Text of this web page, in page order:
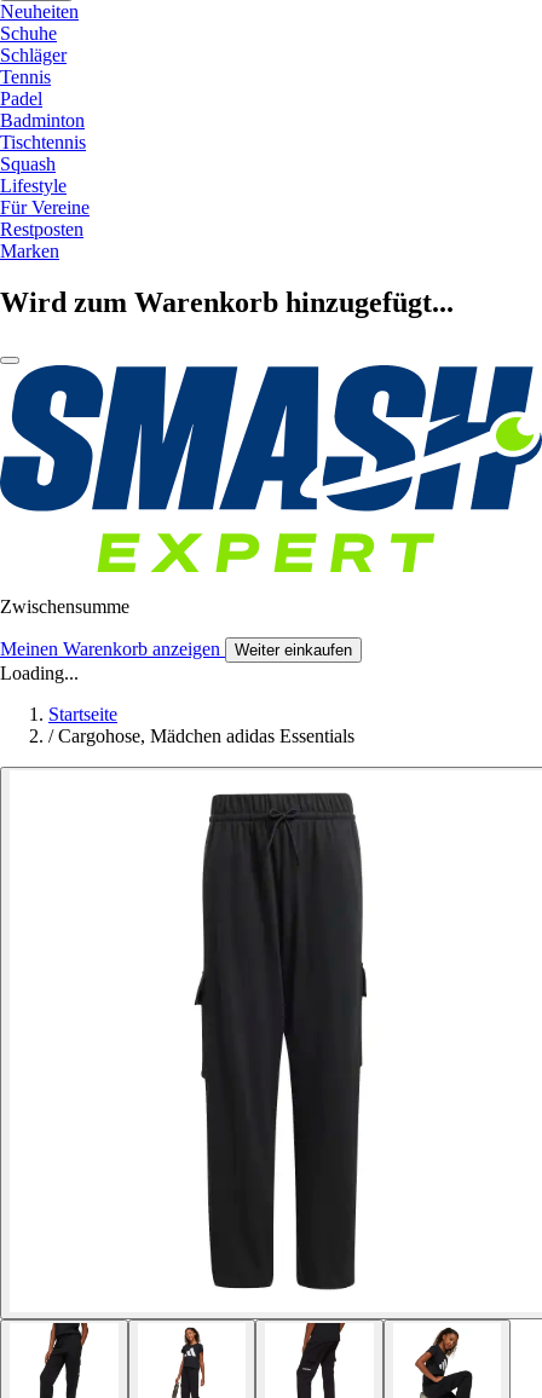
Neuheiten
Schuhe
Schläger
Tennis
Padel
Badminton
Tischtennis
Squash
Lifestyle
Für Vereine
Restposten
Marken
Wird zum Warenkorb hinzugefügt...
Zwischensumme
Meinen Warenkorb anzeigen Weiter einkaufen
Loading...
Startseite
/ Cargohose, Mädchen adidas Essentials